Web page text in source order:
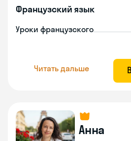
Французский язык
Уроки французского
Читать дальше
Анна